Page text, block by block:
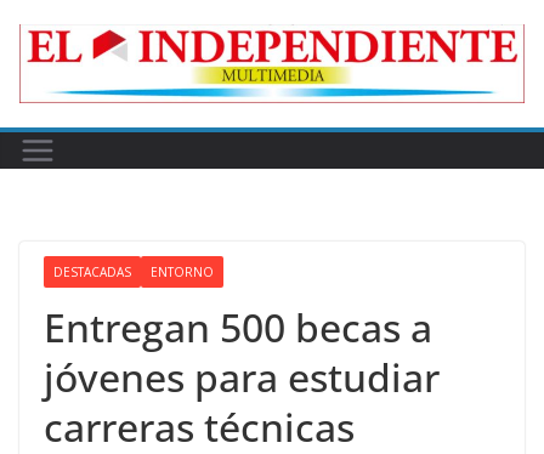
DESTACADAS ENTORNO
Entregan 500 becas a
jóvenes para estudiar
carreras técnicas